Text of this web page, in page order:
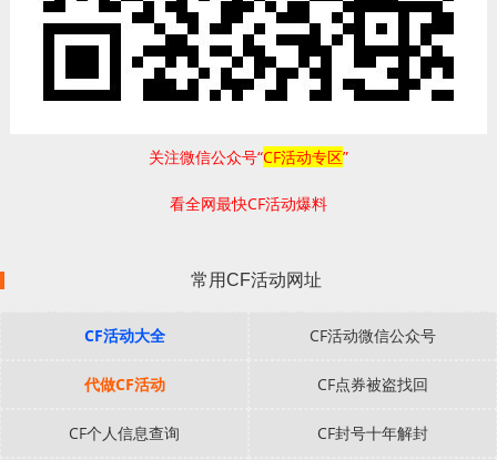
关注微信公众号“CF活动专区”
看全网最快CF活动爆料
常用CF活动网址
CF活动大全 CF活动微信公众号
代做CF活动 CF点券被盗找回
CF个人信息查询 CF封号十年解封